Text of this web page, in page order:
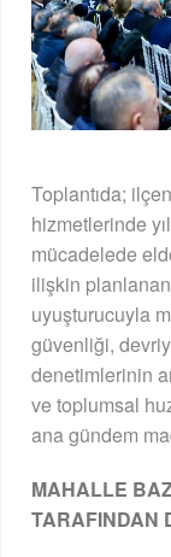
Toplantıda;
hizmetlerinde
mücadelede
ilişkin
uyuşturucuyla
güvenliği,
denetimlerinin
ve toplumsal
ana gündem
MAHALLE
TARAFINDAN